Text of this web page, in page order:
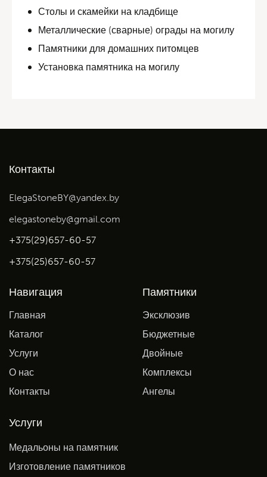
Столы и скамейки на кладбище
Металлические (сварные) ограды на могилу
Памятники для домашних питомцев
Установка памятника на могилу
Контакты
ElegaStoneBY@yandex.by
elegastoneby@gmail.com
+375(29)657-60-57
+375(25)657-60-57
Навигация
Главная
Каталог
Услуги
О нас
Контакты
Памятники
Эксклюзив
Бюджетные
Двойные
Комплексы
Ангелы
Услуги
Медальоны на памятник
Изготовление памятников